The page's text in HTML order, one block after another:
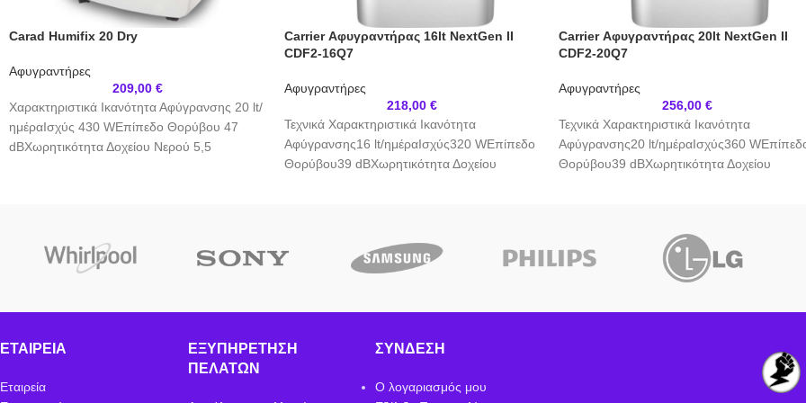
Carad Humifix 20 Dry
Αφυγραντήρες
209,00 €
Χαρακτηριστικά Ικανότητα Αφύγρανσης 20 lt/
ημέραΙσχύς 430 WΕπίπεδο Θορύβου 47
dBΧωρητικότητα Δοχείου Νερού 5,5
Επανεκκίνηση ΝαιWi-Fi ΌχιΣτέγνωμα
Ρούχων Όχι Διαστάσεις
Carrier Αφυγραντήρας 16lt NextGen II
CDF2-16Q7
Αφυγραντήρες
218,00€
Τεχνικά Χαρακτηριστικά Ικανότητα
Αφύγρανσης16 lt/ημέραΙσχύς320 WΕπίπεδο
Θορύβου39 dBΧωρητικότητα Δοχείου
ΑποχέτευσηςΝαιΧρονοδιακόπτηςΝαιΑυτόματη
ΕπανεκκίνησηΝαιWi-FiΝαιΣτέγνωμα
Carrier Αφυγραντήρας 20lt NextGen II
CDF2-20Q7
Αφυγραντήρες
256,00 €
Τεχνικά Χαρακτηριστικά Ικανότητα
Αφύγρανσης20 lt/ημέραΙσχύς360
Θορύβου39 dBΧωρητικότητα Δοχείου
ΕπανεκκίνησηΝαιWi-FiΝαιΣτέγνωμα
ΕΤΑΙΡΕΊΑ
Εταιρεία
ΕΞΥΠΗΡΈΤΗΣΗ
ΠΕΛΑΤΏΝ
ΣΎΝΔΕΣΗ
Ο λογαριασμός μου